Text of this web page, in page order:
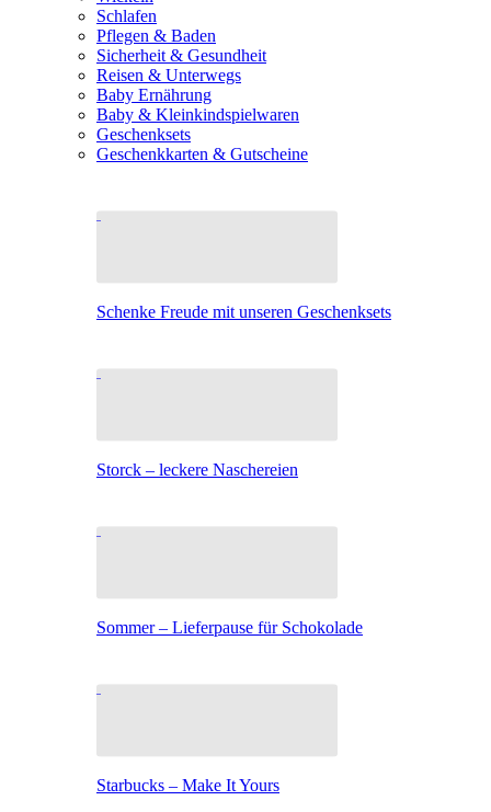
Schlafen
Pflegen & Baden
Sicherheit & Gesundheit
Reisen & Unterwegs
Baby Ernährung
Baby & Kleinkindspielwaren
Geschenksets
Geschenkkarten & Gutscheine
Schenke Freude mit unseren Geschenksets
Storck – leckere Naschereien
Sommer – Lieferpause für Schokolade
Starbucks – Make It Yours